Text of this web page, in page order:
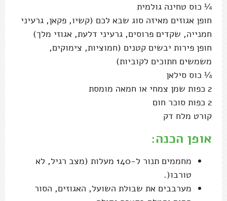
¼ כוס טחינה גולמית
חופן אגוזים מאיזה סוג שבא לכם (קשיו, פקאן, גרעיני
חמנייה, שקדים פרוסים, גרעיני דלעת, אגוזי מלך)
חופן פירות יבשים קטנים (חמוציות, צימוקים,
משמשים חתוכים לקוביות)
¼ כוס סילאן
2 כפות שמן צמחי או חמאה מומסת
2 כפות סוכר חום
קורט מלח דק
אופן הכנה:
מחממים תנור ל-140 מעלות (מצב רגיל, לא
טורבו(.
מערבבים את שבולת השועל, האגוזים, הסור